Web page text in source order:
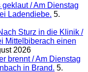
/ Am Dienstag
Ladendiebe. 5.
Sturz in die Klinik /
Mittelbiberach einen
2026
brennt / Am Dienstag
in Brand. 5.